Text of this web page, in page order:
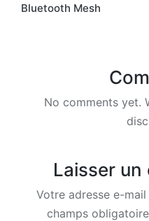
Bluetooth Mesh
No comments yet.
Laisser
Votre adresse e-
champs